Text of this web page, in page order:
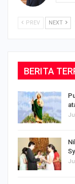
PREV NEXT
BERITA